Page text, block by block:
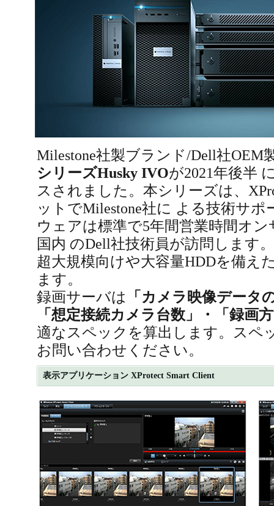
Milestone社製ブランド/Dell社OEM
シリーズHusky IVOが2021年後半
スされました。本シリーズは、
ットでMilestone社に よる技術サ
ウェアは標準で5年間営業時間オ
国内 のDell社技術員が訪問します
超大規模向けや大容量HDDを備え
ます。
録画サーバは
「カメラ映像データ
「想定接続カメラ台数」・「録画
適なスペックを算出します。スペ
お問い合わせください。
表示アプリケーション XProtect Smart Client